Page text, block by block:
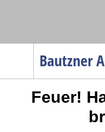
Bautzner
Menüpunkte
PolitikFeuer!